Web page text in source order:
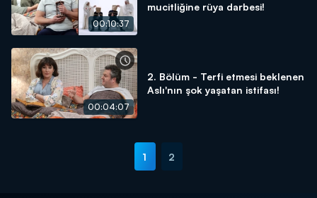
00:10:37
mucitliğine rüya darbesi!
00:04:07
2. Bölüm - Terfi etmesi beklenen
Aslı'nın şok yaşatan istifası!
1 2